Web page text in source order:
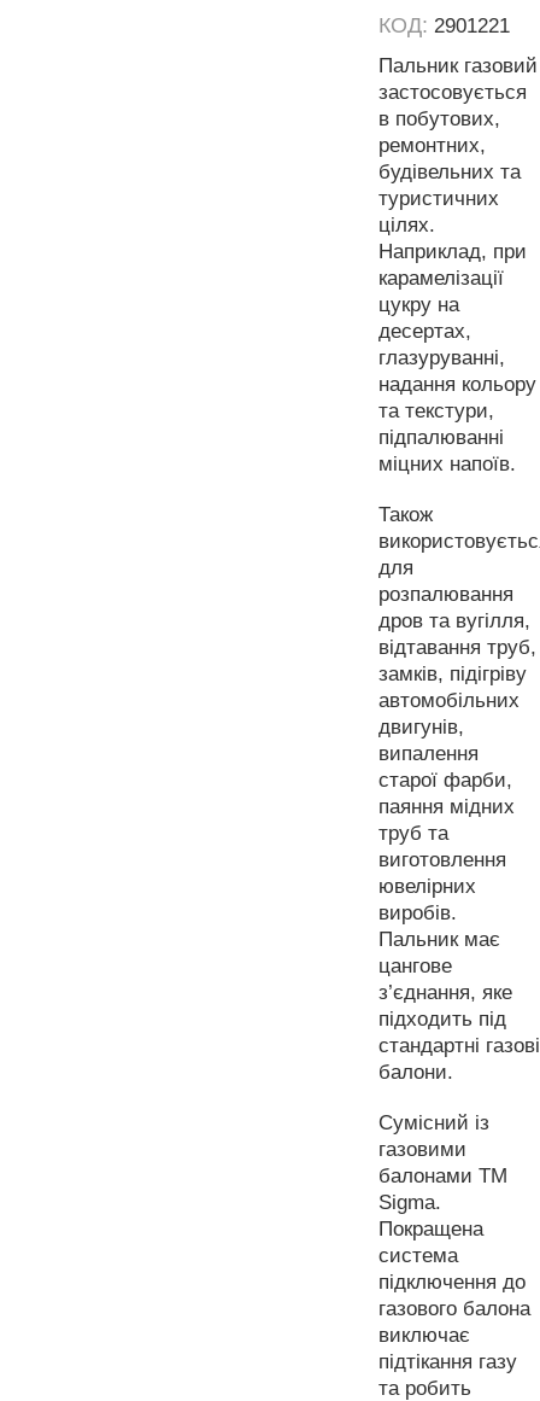
КОД: 2901221
Пальник газовий
застосовується
в побутових,
ремонтних,
будівельних та
туристичних
цілях.
Наприклад, при
карамелізації
цукру на
десертах,
глазуруванні,
надання кольору
та текстури,
підпалюванні
міцних напоїв.
Також
для
розпалювання
дров та вугілля,
відтавання труб,
замків, підігріву
автомобільних
двигунів,
випалення
старої фарби,
паяння мідних
труб та
виготовлення
ювелірних
виробів.
Пальник має
цангове
з’єднання, яке
підходить під
стандартні газові
балони.
Сумісний із
газовими
балонами ТМ
Sigma.
Покращена
система
підключення до
газового балона
виключає
підтікання газу
та робить